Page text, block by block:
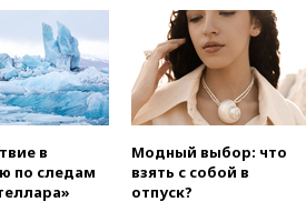
вчера, 20:15
Сенат США
одобрил ужесточение
санкций против России и
Ирана
вчера, 20:00
СК возбудил дело
против журналистки Катерины
Гордеевой о фейках о ВС
России
вчера, 19:45 ISU предоставил
в
по следам
Модный выбор: что
взять с собой в
отпуск?